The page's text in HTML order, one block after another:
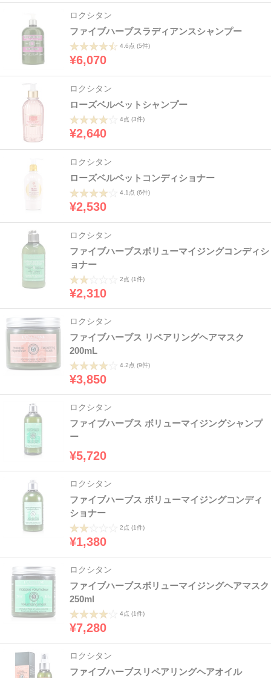
ロクシタン
ファイブハーブスラディアンスシャンプー
4.6点 (5件)
¥6,070
ロクシタン
ローズベルベットシャンプー
4点 (3件)
¥2,640
ロクシタン
ローズベルベットコンディショナー
4.1点 (6件)
¥2,530
ロクシタン
ファイブハーブスボリューマイジングコンディシ
ョナー
2点 (1件)
¥2,310
ロクシタン
ファイブハーブス リペアリングヘアマスク
200mL
4.2点 (9件)
¥3,850
ロクシタン
ファイブハーブス ボリューマイジングシャンプ
ー
¥5,720
ロクシタン
ファイブハーブス ボリューマイジングコンディ
ショナー
2点 (1件)
¥1,380
ロクシタン
ファイブハーブスボリューマイジングヘアマスク
250ml
4点 (1件)
¥7,280
ロクシタン
ファイブハーブスリペアリングヘアオイル